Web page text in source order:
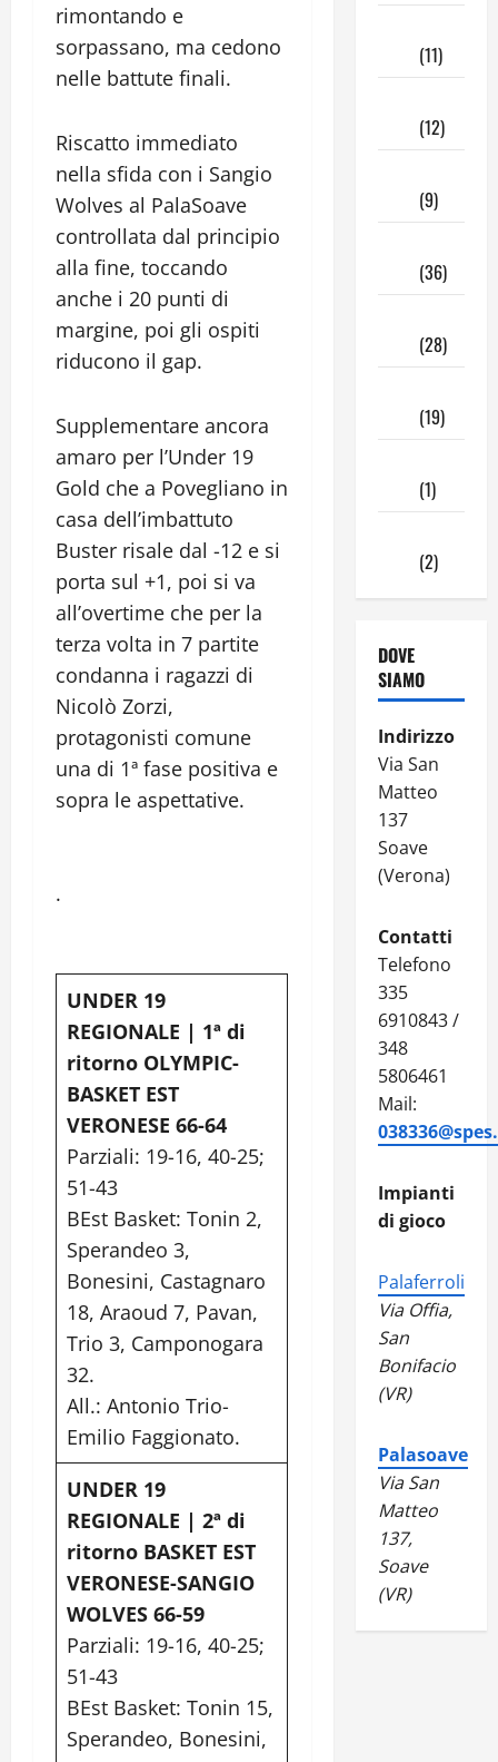
rimontando e
sorpassano, ma cedono
nelle battute finali.
Riscatto immediato
nella sfida con i Sangio
Wolves al PalaSoave
controllata dal principio
alla fine, toccando
anche i 20 punti di
margine, poi gli ospiti
riducono il gap.
Supplementare ancora
amaro per l’Under 19
Gold che a Povegliano in
casa dell’imbattuto
Buster risale dal -12 e si
porta sul +1, poi si va
all’overtime che per la
terza volta in 7 partite
condanna i ragazzi di
Nicolò Zorzi,
protagonisti comune
una di 1ª fase positiva e
sopra le aspettative.
.
UNDER 19
REGIONALE | 1ª di
ritorno OLYMPIC-
BASKET EST
VERONESE 66-64
Parziali: 19-16, 40-25;
51-43
BEst Basket: Tonin 2,
Sperandeo 3,
Bonesini, Castagnaro
18, Araoud 7, Pavan,
Trio 3, Camponogara
32.
All.: Antonio Trio-
Emilio Faggionato.
UNDER 19
REGIONALE | 2ª di
ritorno BASKET EST
VERONESE-SANGIO
WOLVES 66-59
Parziali: 19-16, 40-25;
51-43
BEst Basket: Tonin 15,
Sperandeo, Bonesini,
(11)
(12)
(9)
(36)
(28)
(19)
(1)
(2)
DOVE
SIAMO
Indirizzo
Via San
Matteo
137
Soave
(Verona)
Contatti
Telefono
335
6910843 /
348
5806461
Mail:
Impianti
di gioco
Palaferroli
Via Offia,
San
Bonifacio
(VR)
Palasoave
Via San
Matteo
137,
Soave
(VR)